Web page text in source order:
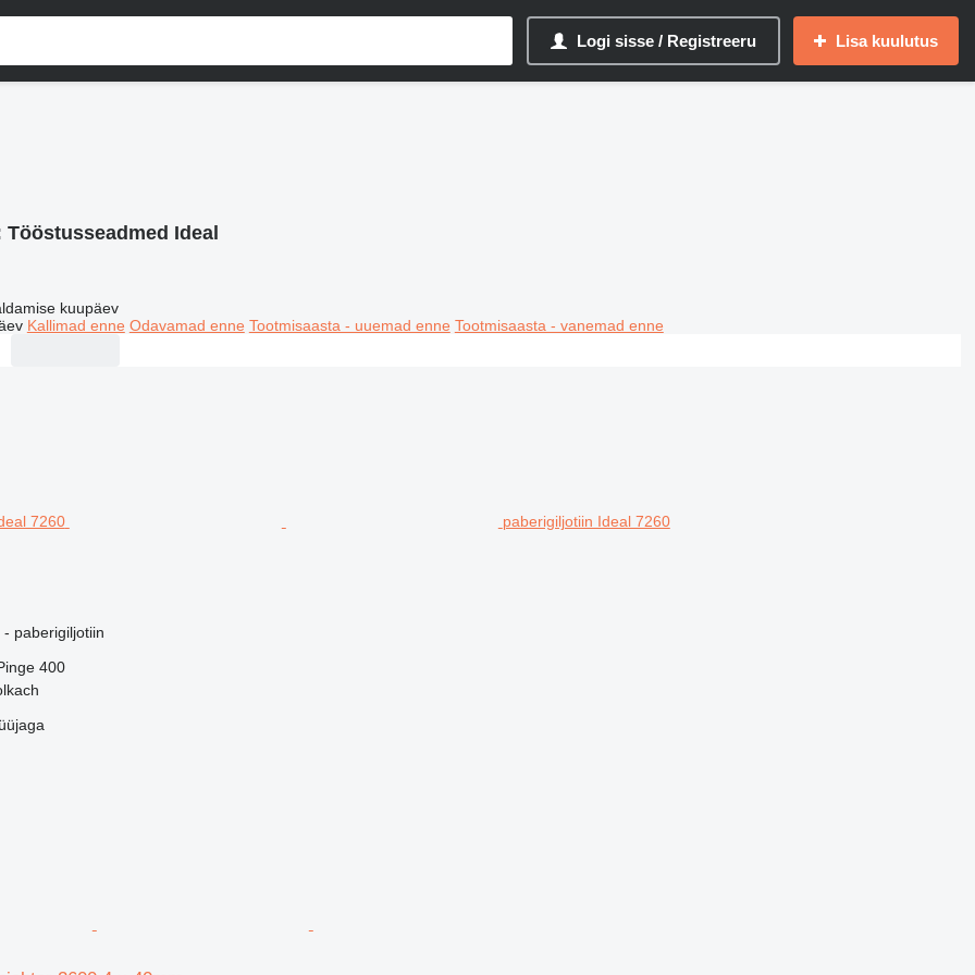
Logi sisse / Registreeru Lisa kuulutus
Tööstusseadmed Ideal
kuupäev
Kallimad enne Odavamad enne Tootmisaasta - uuemad enne Tootmisaasta - vanemad enne
paberigiljotiin Ideal 7260
paberigiljotiin
400